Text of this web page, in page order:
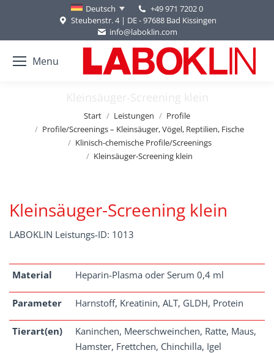
Deutsch
+49 971 7202 0
Steubenstr. 4 | DE - 97688 Bad Kissingen
info@laboklin.com
Menu
Kleinsäuger-Screening klein
Sie befinden sich hier:
Start Leistungen
Profile
Profile/Screenings – Kleinsäuger, Vögel, Reptilien, Fische
Klinisch-chemische Profile/Screenings
Kleinsäuger-Screening klein
Kleinsäuger-Screening klein
LABOKLIN Leistungs-ID: 1013
Material Heparin-Plasma oder Serum 0,4 ml
Parameter Harnstoff, Kreatinin, ALT, GLDH, Protein
Tierart(en)
Kaninchen, Meerschweinchen, Ratte, Maus,
Hamster, Frettchen, Chinchilla, Igel